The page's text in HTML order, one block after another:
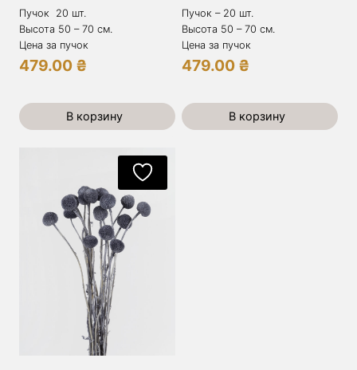
Пучок 20 шт.
Высота 50 – 70 см.
Цена за пучок
479.00 ₴
В корзину
Пучок – 20 шт.
Высота 50 – 70 см.
Цена за пучок
479.00 ₴
В корзину